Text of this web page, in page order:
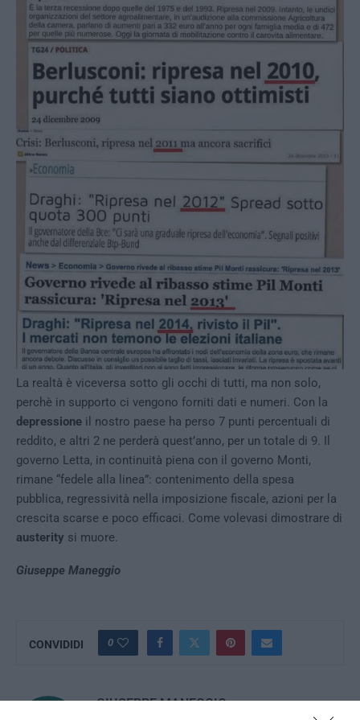
La realtà è viceversa sotto gli occhi di tutti, ma non solo,
perchè in supporto ci vengono forniti dati e numeri. Con la
depressione il nostro paese ha perso 7 punti percentuali di
reddito, e altri 2 ne perderà quest’anno, per un totale di 9. Il
governo Letta, in continuità piena con il governo Monti,
rimane “fedele alla linea”: contenimento della spesa
pubblica, regressività nella imposizione fiscale, azioni per la
crescita scarse e poco efficaci. Come volevasi dimostrare di
austerity si muore.
Giuseppe Maneggio
CONVIDIDI 0
GIUSEPPE MANEGGIO